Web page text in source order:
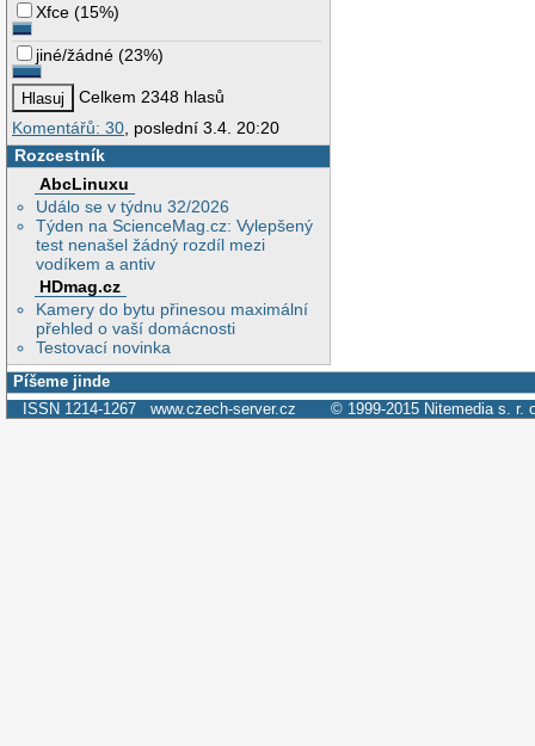
Xfce (15%)
jiné/žádné (23%)
Celkem 2348 hlasů
Komentářů: 30 , poslední 3.4. 20:20
Rozcestník
AbcLinuxu
Událo se v týdnu 32/2026
Týden na ScienceMag.cz: Vylepšený
test nenašel žádný rozdíl mezi
vodíkem a antiv
HDmag.cz
Kamery do bytu přinesou maximální
přehled o vaší domácnosti
Testovací novinka
Píšeme jinde
ISSN 1214-1267 www.czech-server.cz © 1999-2015 Nitemedia s. r.